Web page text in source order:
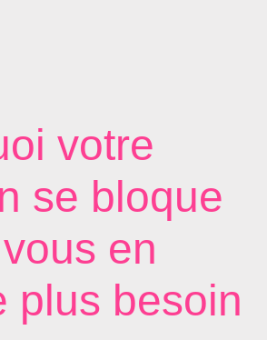
votre
se bloque
en
plus besoin